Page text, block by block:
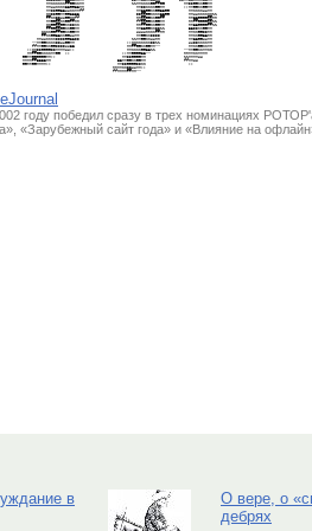
MMwwwwww##eewwMM                    zzMMwwwwee##ee        MMDDeewweeMM
MMUUwwwwBBeeBBMM                      MMDDwwwweeMM        ;;MMeewweeMM
MMDDeeBBUUwwMMff                      MMBBeewweeBBee        MMwwwwUUMM
MMDDeeMMeeBBBB                        DD##eewwwwBBee        MMUUwwwwMMzz
##wwDDUUeeMMff                        nn##eewwee##          nnBBeeee##nn
MMee##wwee##nn                        ff##eewweeMM          nn##eeee##zz
MMee##eewwDDww                        nn##eewweeMM          nnBBeeee##zz
##ee##eewweeMM                        nnBBeewwDDzz          BBDDwweeMM
wwwwee##eewweeMM                        UUUUwwww##nn          MMwweeDDnn
##wweeBBwweeUUMM                        MMeewwDDDD            MMwweeBBnn
MMUUwwwwDDDDeeBBDD                      zzMMeewwUUnn            MMBBeeUUMM
""MMeewwwwDDUUeeMM                      ::MMwwwwwwDDzz            UUDDwwwwMM
ffMMeewweeDDDDUUBB                      MM##eewweeMM""            MMwweewwMM
::MMDDeeeeDDMMMMUU::                      MMwwwweeBBzz            ""MMeewwMMww
MM##eewwwwMMee  ::                      ::MMeeeeBB""              nnMMwwMMMM
eeMMeeeeeeMM;;                            MMDDeeeeMM                zzMMMMUU
MMMM##BBBBMM                            BBMMeewweeMM                ffMMUU
eenneeMMMM::                            MMDDeeeeDDww                  ::
nnMMwwDDUUMM::
ffMMMM##MM""
году победил сразу в трех номинациях
«Зарубежный сайт года» и «Влияние на
в
О вере, о
дебрях